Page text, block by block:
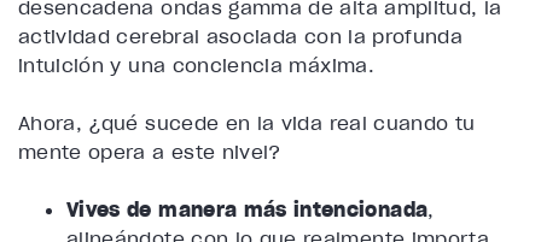
desencadena ondas gamma de alta amplitud, la
actividad cerebral asociada con la profunda
intuición y una conciencia máxima.
Ahora, ¿qué sucede en la vida real cuando tu
mente opera a este nivel?
Vives de manera más intencionada,